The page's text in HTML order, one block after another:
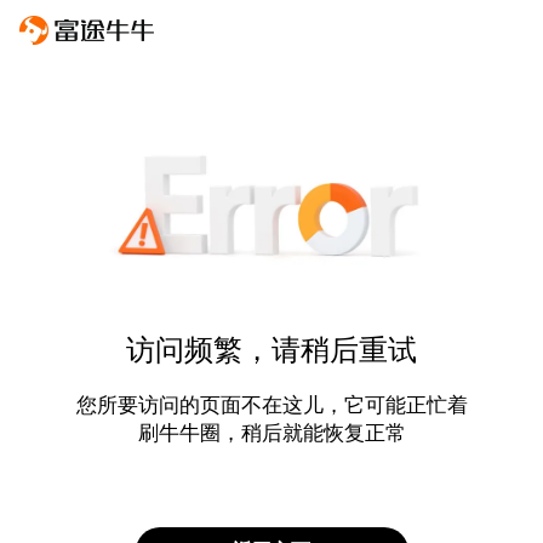
访问频繁，请稍后重试
您所要访问的页面不在这儿，它可能正忙着
刷牛牛圈，稍后就能恢复正常